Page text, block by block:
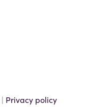
| Privacy policy